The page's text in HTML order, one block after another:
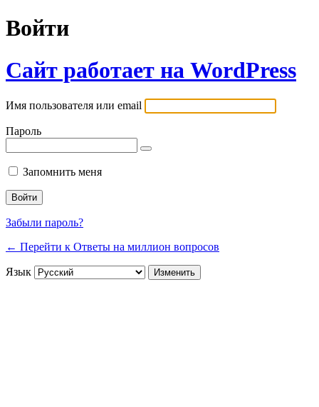
Войти
Сайт работает на WordPress
Имя пользователя или email
Пароль
Запомнить меня
Забыли пароль?
← Перейти к Ответы на миллион вопросов
Язык